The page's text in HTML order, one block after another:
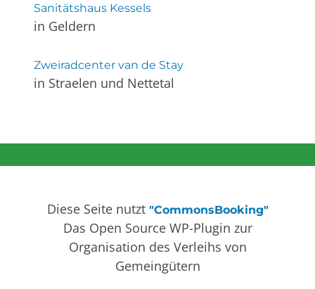
Sanitätshaus Kessels
in Geldern
Zweiradcenter van de Stay
in Straelen und Nettetal
Diese Seite nutzt "CommonsBooking"
Das Open Source WP-Plugin zur
Organisation des Verleihs von
Gemeingütern